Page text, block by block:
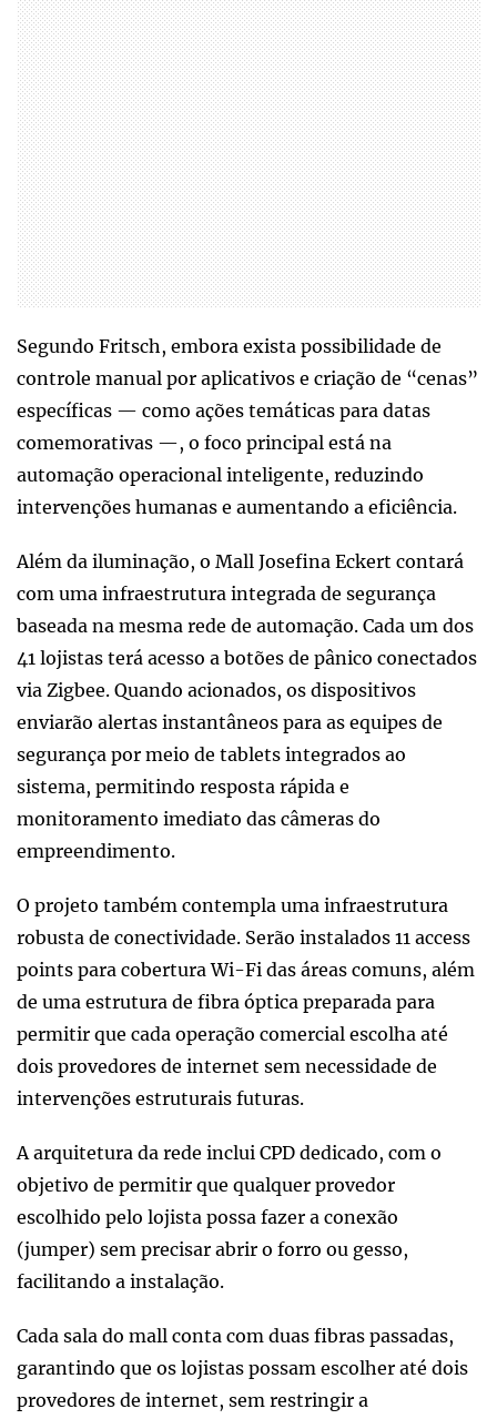
Segundo Fritsch, embora exista possibilidade de
controle manual por aplicativos e criação de “cenas”
específicas — como ações temáticas para datas
comemorativas —, o foco principal está na
automação operacional inteligente, reduzindo
intervenções humanas e aumentando a eficiência.
Além da iluminação, o Mall Josefina Eckert contará
com uma infraestrutura integrada de segurança
baseada na mesma rede de automação. Cada um dos
41 lojistas terá acesso a botões de pânico conectados
via Zigbee. Quando acionados, os dispositivos
enviarão alertas instantâneos para as equipes de
segurança por meio de tablets integrados ao
sistema, permitindo resposta rápida e
monitoramento imediato das câmeras do
empreendimento.
O projeto também contempla uma infraestrutura
robusta de conectividade. Serão instalados 11 access
points para cobertura Wi-Fi das áreas comuns, além
de uma estrutura de fibra óptica preparada para
permitir que cada operação comercial escolha até
dois provedores de internet sem necessidade de
intervenções estruturais futuras.
A arquitetura da rede inclui CPD dedicado, com o
objetivo de permitir que qualquer provedor
escolhido pelo lojista possa fazer a conexão
(jumper) sem precisar abrir o forro ou gesso,
facilitando a instalação.
Cada sala do mall conta com duas fibras passadas,
garantindo que os lojistas possam escolher até dois
provedores de internet, sem restringir a